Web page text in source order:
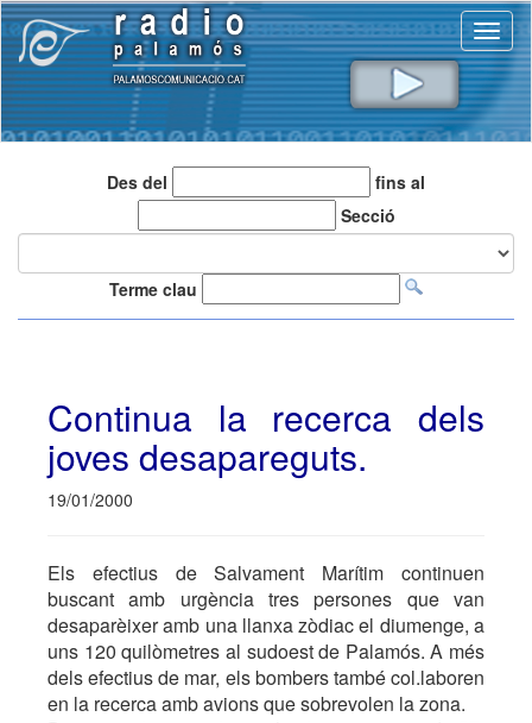
Des del
fins al
Secció
Terme clau
Continua la recerca dels
joves desapareguts.
19/01/2000
Els efectius de Salvament Marítim continuen
buscant amb urgència tres persones que van
desaparèixer amb una llanxa zòdiac el diumenge, a
uns 120 quilòmetres al sudoest de Palamós. A més
dels efectius de mar, els bombers també col.laboren
en la recerca amb avions que sobrevolen la zona.